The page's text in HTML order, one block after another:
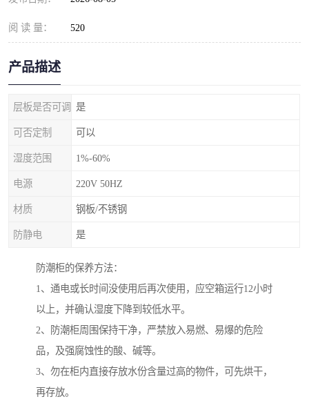
阅 读 量： 520
产品描述
层板是否可调 是
可否定制 可以
湿度范围 1%-60%
电源 220V 50HZ
材质 钢板/不锈钢
防静电 是
防潮柜的保养方法：
1、通电或长时间没使用后再次使用，应空箱运行12小时
以上，并确认湿度下降到较低水平。
2、防潮柜周围保持干净，严禁放入易燃、易爆的危险
品，及强腐蚀性的酸、碱等。
3、勿在柜内直接存放水份含量过高的物件，可先烘干，
再存放。